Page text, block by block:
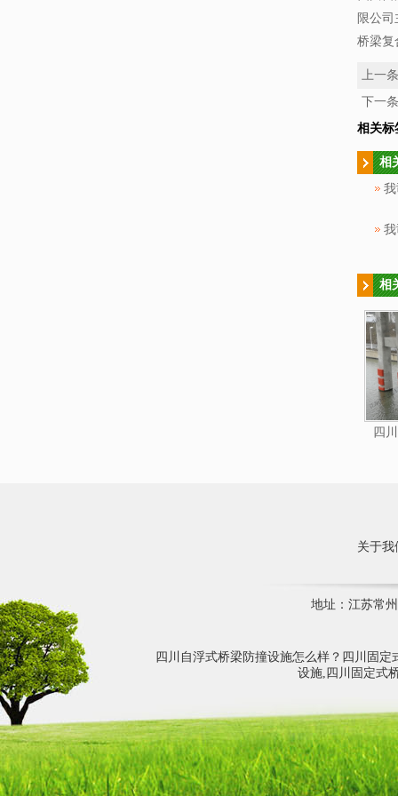
限公
桥梁复
上一
下一
相关标
相
相
四
关于我
地址：江苏常
四川自浮式桥梁防撞设施怎么样？四川固
设施,四川固定式